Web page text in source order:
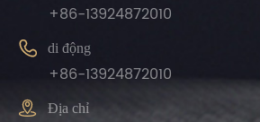
+86-13924872010
 di động
+86-13924872010
 Địa chỉ